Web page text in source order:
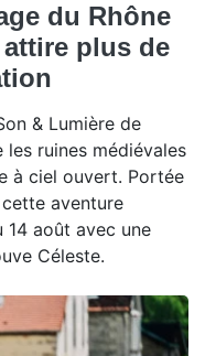
du Rhône
plus de
& Lumière de
ruines médiévales
à ciel ouvert. Portée
aventure
14 août avec une
Céleste.